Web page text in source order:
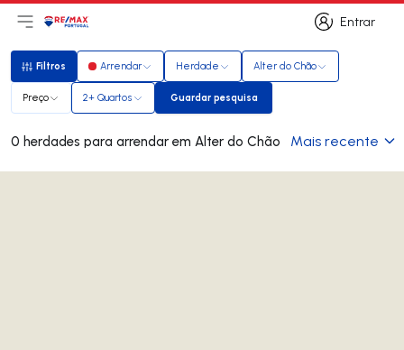
Entrar
Entrar
Abri menu principal
LogoIr para página inicial
Filtros
Filtros Arrendar Herdade Alter do Chão
Preço 2+ Quartos Guardar pesquisa
Guardar pesquisa
0 herdades para arrendar em Alter do Chão Mais recente